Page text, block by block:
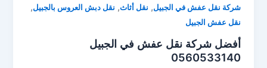
شركة نقل عفش في الجبيل, نقل أثاث, نقل دبش العروس بالجبيل,
نقل عفش الجبيل
أفضل شركة نقل عفش في الجبيل
0560533140